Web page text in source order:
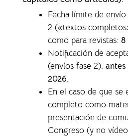
Fecha límite de
2 («textos
como para revistas: 8
Notificación de
(envíos fase 2): antes
2026.
En el caso de que se
completo como
presentación de
Congreso (y no